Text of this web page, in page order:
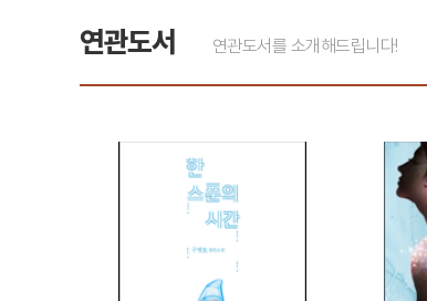
연관도서 연관도서를 소개해드립니다!